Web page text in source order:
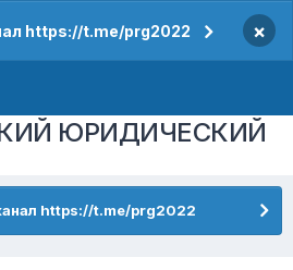
https://t.me/prg2022 ×
ЮРИДИЧЕСКИЙ
https://t.me/prg2022